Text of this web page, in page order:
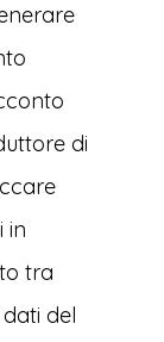
di
in
tra
del